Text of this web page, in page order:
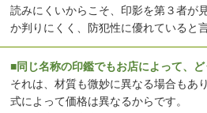
読みにくいからこそ、印影を第３者が
か判りにくく、防犯性に優れていると
■同じ名称の印鑑でもお店によって、
それは、材質も微妙に異なる場合もあ
式によって価格は異なるからです。